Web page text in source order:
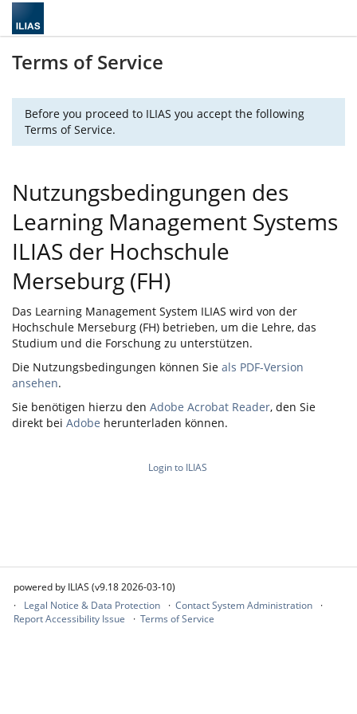
Terms of Service
Before you proceed to ILIAS you accept the following
Terms of Service.
Nutzungsbedingungen des
Learning Management Systems
ILIAS der Hochschule
Merseburg (FH)
Das Learning Management System ILIAS wird von der
Hochschule Merseburg (FH) betrieben, um die Lehre, das
Studium und die Forschung zu unterstützen.
Die Nutzungsbedingungen können Sie als PDF-Version
ansehen.
Sie benötigen hierzu den Adobe Acrobat Reader, den Sie
direkt bei Adobe herunterladen können.
Login to ILIAS
powered by ILIAS (v9.18 2026-03-10)
Legal Notice & Data Protection
Contact System Administration
Report Accessibility Issue
Terms of Service